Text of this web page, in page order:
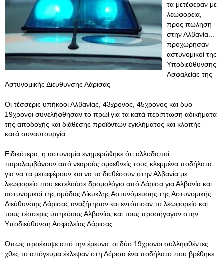
τα μετέφεραν με
λεωφορεία,
προς πώληση
στην Αλβανία...
προχώρησαν
αστυνομικοί της
Υποδιεύθυνσης
Ασφαλείας της
Αστυνομικής Διεύθυνσης Λάρισας.
Οι τέσσερις υπήκοοι Αλβανίας, 43χρονος, 45χρονος και δύο
19χρονοι συνελήφθησαν το πρωί για τα κατά περίπτωση αδικήματα
της αποδοχής και διάθεσης προϊόντων εγκλήματος και κλοπής
κατά συναυτουργία.
Ειδικότερα, η αστυνομία ενημερώθηκε ότι αλλοδαποί
παραλαμβάνουν από νεαρούς ομοεθνείς τους κλεμμένα ποδήλατα
για να τα μεταφέρουν και να τα διαθέσουν στην Αλβανία με
λεωφορείο που εκτελούσε δρομολόγιο από Λάρισα για Αλβανία και
αστυνομικοί της ομάδας Δίκυκλης Αστυνόμευσης της Αστυνομικής
Διεύθυνσης Λάρισας αναζήτησαν και εντόπισαν το λεωφορείο και
τους τέσσερις υπηκόους Αλβανίας και τους προσήγαγαν στην
Υποδιεύθυνση Ασφαλείας Λάρισας.
Όπως προέκυψε από την έρευνα, οι δύο 19χρονοι συλληφθέντες
χθες το απόγευμα έκλεψαν στη Λάρισα ένα ποδήλατο που βρέθηκε